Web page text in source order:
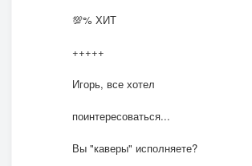
💯% ХИТ
+++++
Игорь, все хотел
поинтересоваться...
Вы "каверы" исполняете?